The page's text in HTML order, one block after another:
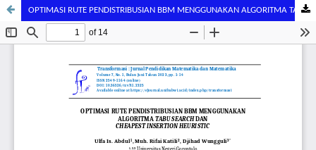
OPTIMASI RUTE PENDISTRIBUSIAN BBM MENGGUNAKAN ALGORITMA TABU SEARCH DAN CHEAPEST INSERTION HEURISTIC